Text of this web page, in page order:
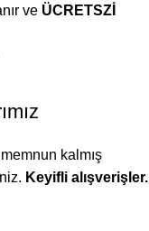
ve ÜCRETSZİ
kalmış
Keyifli alışverişler.